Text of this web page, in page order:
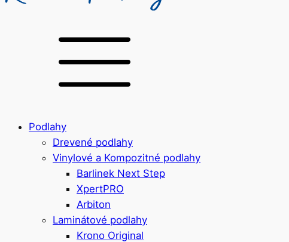
Podlahy
Drevené podlahy
Vinylové a Kompozitné podlahy
Barlinek Next Step
XpertPRO
Arbiton
Laminátové podlahy
Krono Original